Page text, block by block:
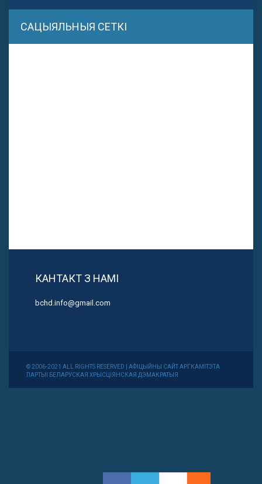
САЦЫЯЛЬНЫЯ СЕТКІ
КАНТАКТ З НАМІ
bchd.info@gmail.com
© 2006-2021 ALL RIGHTS RESERVED | АФІЦЫЙНЫ САЙТ АРГКАМІТЭТА
ПАРТЫІ БЕЛАРУСКАЯ ХРЫСЦІЯНСКАЯ ДЭМАКРАТЫЯ